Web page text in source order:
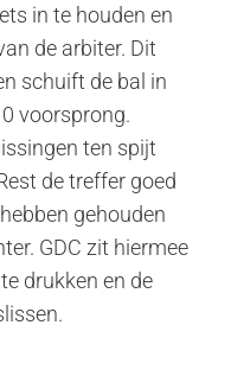
in te houden en
de arbiter. Dit
schuift de bal in
voorsprong.
ten spijt
de treffer goed
gehouden
GDC zit hiermee
drukken en de